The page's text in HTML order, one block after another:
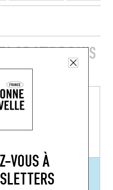
VOUS À
DE STYLE DANS
EN VILLE
HOTEL RIGA
Anvers (2000)